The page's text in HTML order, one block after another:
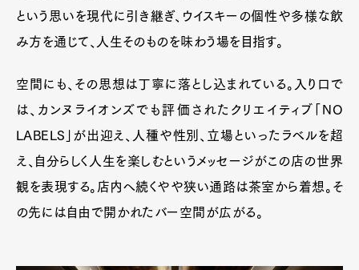
という思いを現代に引き継ぎ、ウイスキーの個性や多様な飲
み方を通じて、人生そのものを味わう場を目指す。
空間にも、その思想は丁寧に落とし込まれている。入り口で
は、カンヌライオンズでも評価されたクリエイティブ「NO
LABELS」が出迎え、人種や性別、立場といったラベルを超
え、自分らしく人生を楽しむというメッセージがこの店の世界
観を表現する。店内へ続くやや狭い通路は茶室から着想。そ
の先には自由で開かれたバー空間が広がる。